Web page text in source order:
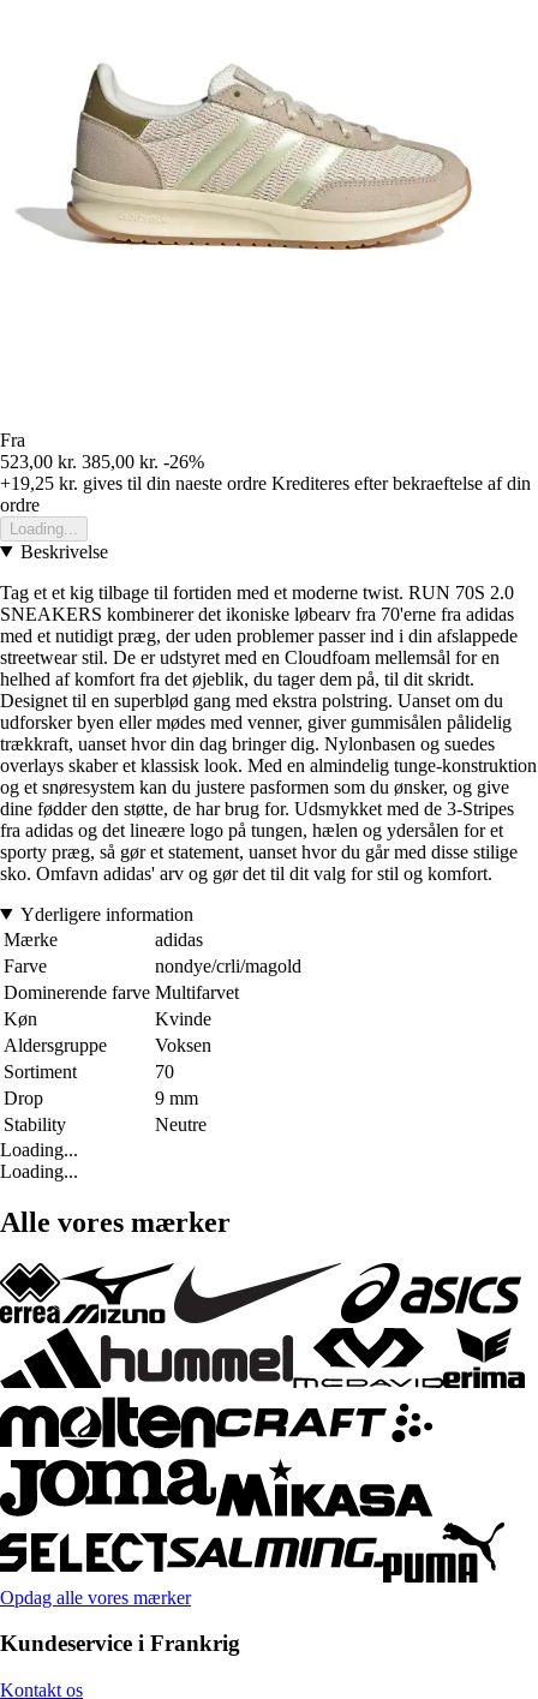
Fra
523,00 kr. 385,00 kr. -26%
+19,25 kr. gives til din naeste ordre Krediteres efter bekraeftelse af din
ordre
Loading...
Beskrivelse
Tag et et kig tilbage til fortiden med et moderne twist. RUN 70S 2.0
SNEAKERS kombinerer det ikoniske løbearv fra 70'erne fra adidas
med et nutidigt præg, der uden problemer passer ind i din afslappede
streetwear stil. De er udstyret med en Cloudfoam mellemsål for en
helhed af komfort fra det øjeblik, du tager dem på, til dit skridt.
Designet til en superblød gang med ekstra polstring. Uanset om du
udforsker byen eller mødes med venner, giver gummisålen pålidelig
trækkraft, uanset hvor din dag bringer dig. Nylonbasen og suedes
overlays skaber et klassisk look. Med en almindelig tunge-konstruktion
og et snøresystem kan du justere pasformen som du ønsker, og give
dine fødder den støtte, de har brug for. Udsmykket med de 3-Stripes
fra adidas og det lineære logo på tungen, hælen og ydersålen for et
sporty præg, så gør et statement, uanset hvor du går med disse stilige
sko. Omfavn adidas' arv og gør det til dit valg for stil og komfort.
Yderligere information
Mærke
adidas
Farve
nondye/crli/magold
Dominerende farve Multifarvet
Køn
Kvinde
Aldersgruppe
Voksen
Sortiment
70
Drop
9 mm
Stability
Neutre
Loading...
Loading...
Alle vores mærker
Opdag alle vores mærker
Kundeservice i Frankrig
Kontakt os